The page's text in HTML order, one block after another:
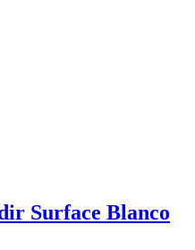
Surface Blanco